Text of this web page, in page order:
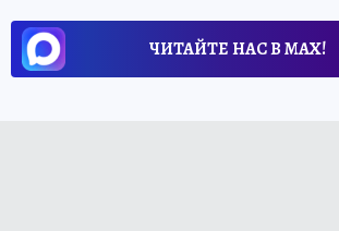
ЧИТАЙТЕ НАС В МАХ!